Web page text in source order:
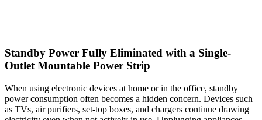
Standby Power Fully Eliminated with a Single-
Outlet Mountable Power Strip
When using electronic devices at home or in the office, standby
power consumption often becomes a hidden concern. Devices such
as TVs, air purifiers, set-top boxes, and chargers continue drawing